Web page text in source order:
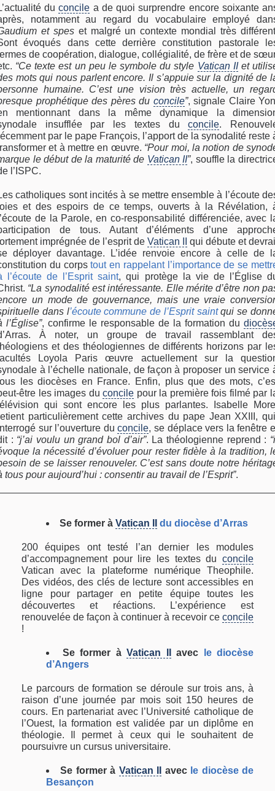
duconcile a de quoi surprendre encore soixante
notamment au regard du vocabulaire employé
et speset malgré un contexte mondial très
évoqués dans cette derrière constitution pastorale
de coopération, dialogue, collégialité, de frère et de
“Ce texte est un peu le symbole du style Vatican IIet
mots qui nous parlent encore. Il s’appuie sur la dignité de
humaine. C’est une vision très actuelle, un
prophétique des pères du concile”, signale Claire
mentionnant dans la même dynamique la
insufflée par les textes duconcile.
par le pape François, l’apport de la synodalité reste
et à mettre en œuvre. “Pour moi, la notion de
le début de la maturité de Vatican II”, souffle la
l’ISPC.
catholiques sont incités à se mettre ensemble à l’écoute
et des espoirs de ce temps, ouverts à la Révélation,
de la Parole, en co-responsabilité différenciée, avec
de tous. Autant d’éléments d’une
imprégnée de l’esprit de Vatican II
qui débute et
déployer davantage. L’idée renvoie encore à celle de
du corpstout en rappelant l’importance de se
l’écoute de l’Esprit saint, qui protège la vie de l’Église
“La synodalité est intéressante. Elle mérite d’être non
un mode de gouvernance, mais une vraie
dans l’écoute commune de l’Esprit saintqui se
l’Église”, confirme le responsable de la formation du
À noter, un groupe de travail rassemblant
et des théologiennes de différents horizons par
Loyola Paris œuvre actuellement sur la
à l’échelle nationale, de façon à proposer un service
les diocèses en France. Enfin, plus que des mots,
être les images duconcile pour la première fois filmé par
qui sont encore les plus parlantes. Isabelle
particulièrement cette archives du pape Jean XXIII,
sur l’ouverture duconcile, se déplace vers la fenêtre
: “j’ai voulu un grand bol d’air”. La théologienne reprend :
la nécessité d’évoluer pour rester fidèle à la tradition,
de se laisser renouveler. C’est sans doute notre
tous pour aujourd’hui : consentir au travail de l’Esprit”.
Se former à Vatican II du diocèse d’Arras
200 équipes ont testé l’an dernier les modules
d’accompagnement pour lire les textes du concile
Vatican avec la plateforme numérique Theophile.
Des vidéos, des clés de lecture sont accessibles en
ligne pour partager en petite équipe toutes les
découvertes et réactions. L’expérience est
renouvelée de façon à continuer à recevoir ce concile
!
Se former à Vatican II avec
le diocèse
d’Angers
Le parcours de formation se déroule sur trois ans, à
raison d’une journée par mois soit 150 heures de
cours. En partenariat avec l’Université catholique de
l’Ouest, la formation est validée par un diplôme en
théologie. Il permet à ceux qui le souhaitent de
poursuivre un cursus universitaire.
Se former à Vatican II avec le diocèse de
Besançon